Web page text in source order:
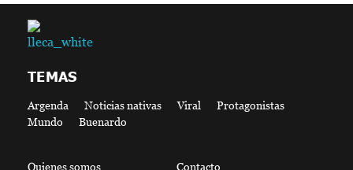
TEMAS
Argenda Noticias nativas Viral
Protagonistas
Mundo
Buenardo
Quienes somos Contacto